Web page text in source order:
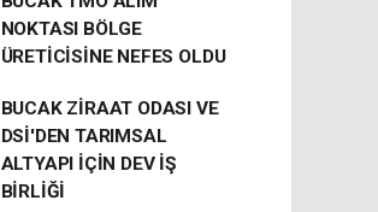
NOKTASI BÖLGE
ÜRETİCİSİNE NEFES OLDU
BUCAK ZİRAAT ODASI VE
DSİ'DEN TARIMSAL
ALTYAPI İÇİN DEV İŞ
BİRLİĞİ